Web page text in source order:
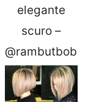
elegante
scuro –
@rambutbob